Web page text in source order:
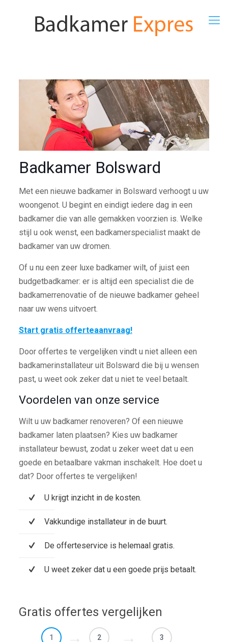
Badkamer Bolsward
Met een nieuwe badkamer in Bolsward verhoogt u uw
woongenot. U begint en eindigt iedere dag in een
badkamer die van alle gemakken voorzien is. Welke
stijl u ook wenst, een badkamerspecialist maakt de
badkamer van uw dromen.
Of u nu een zeer luxe badkamer wilt, of juist een
budgetbadkamer: er is altijd een specialist die de
badkamerrenovatie of de nieuwe badkamer geheel
naar uw wens uitvoert.
Start gratis offerteaanvraag!
Door offertes te vergelijken vindt u niet alleen een
badkamerinstallateur uit Bolsward die bij u wensen
past, u weet ook zeker dat u niet te veel betaalt.
Voordelen van onze service
Wilt u uw badkamer renoveren? Of een nieuwe
badkamer laten plaatsen? Kies uw badkamer
installateur bewust, zodat u zeker weet dat u een
goede en betaalbare vakman inschakelt. Hoe doet u
dat? Door offertes te vergelijken!
U krijgt inzicht in de kosten.
Vakkundige installateur in de buurt.
De offerteservice is helemaal gratis.
U weet zeker dat u een goede prijs betaalt.
Gratis offertes vergelijken
1 2 3